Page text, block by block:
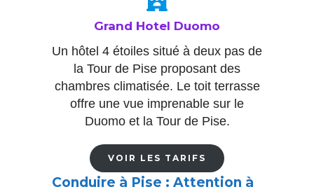
Grand Hotel Duomo
Un hôtel 4 étoiles situé à deux pas de
la Tour de Pise proposant des
chambres climatisée. Le toit terrasse
offre une vue imprenable sur le
Duomo et la Tour de Pise.
VOIR LES TARIFS
Conduire à Pise : Attention à